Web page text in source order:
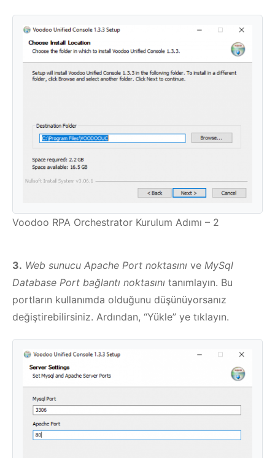
Voodoo RPA Orchestrator Kurulum Adımı – 2
3. Web sunucu Apache Port noktasını ve MySql
Database Port bağlantı noktasını tanımlayın. Bu
portların kullanımda olduğunu düşünüyorsanız
değiştirebilirsiniz. Ardından, “Yükle” ye tıklayın.